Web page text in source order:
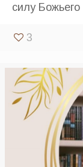
силу Божьего
3